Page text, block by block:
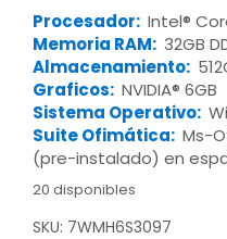
Procesador: Intel®
Memoria RAM: 32GB
Almacenamiento:
Graficos: NVIDIA® 6GB
Sistema Operativo:
Suite Ofimática: Ms-
(pre-instalado) en
20 disponibles
SKU: 7WMH6S3097